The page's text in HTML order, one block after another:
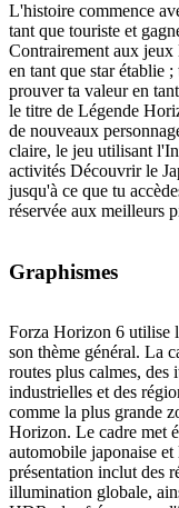
L'histoire commence
tant que touriste et
Contrairement aux jeux
en tant que star établie
prouver ta valeur en
le titre de Légende
de nouveaux
claire, le jeu utilisant
activités Découvrir le
jusqu'à ce que tu
réservée aux meilleurs
Graphismes
Forza Horizon 6 utilise
son thème général. La
routes plus calmes, des
industrielles et des
comme la plus grande
Horizon. Le cadre met
automobile japonaise
présentation inclut des
illumination globale,